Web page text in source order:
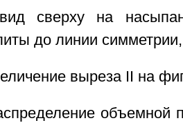
сверху на
до линии симметрии,
выреза II на
объемной